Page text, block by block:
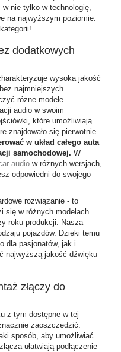
nie tylko w technologię,
na najwyższym poziomie.
dodatkowych
wysoka jakość
najmniejszych
różne modele
audio w swoim
które umożliwiają
znajdowało się pierwotnie
w układ całego auta
samochodowej. W
audio w różnych wersjach,
odpowiedni do swojego
rozwiązanie - to
się w różnych modelach
roku produkcji. Nasza
pojazdów. Dzięki temu
dla pasjonatów, jak i
najwyższą jakość dźwięku
złączy do
z tym dostępne w tej
zaoszczędzić.
sposób, aby umożliwiać
ułatwiają podłączenie